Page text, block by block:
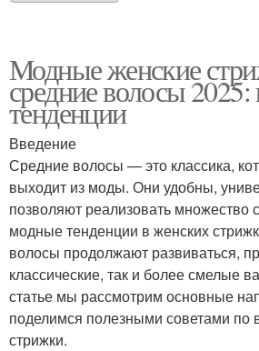
Модные женские
средние волосы 2025:
тенденции
Введение
Средние волосы — это классика,
выходит из моды. Они удобны,
позволяют реализовать множество
модные тенденции в женских
волосы продолжают развиваться,
классические, так и более смелые
статье мы рассмотрим основные
поделимся полезными советами по
стрижки.